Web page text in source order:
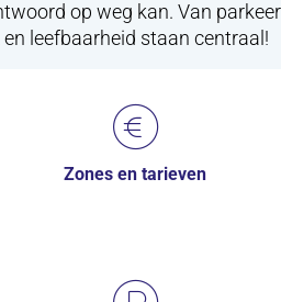
op weg kan. Van
leefbaarheid staan centraal!
Zones en tarieven